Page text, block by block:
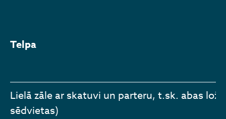
Telpa
Lielā zāle ar skatuvi un parteru, t.sk. abas
sēdvietas)